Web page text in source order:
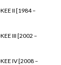
II [1984 –
III [2002 –
IV [2008 –